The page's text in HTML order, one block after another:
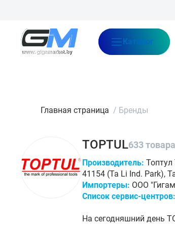
Каталог
Главная страница / Бренды
TOPTUL633 товара
Производитель: Топтул
41154 (Ta Li Ind. Park),
Импортеры: ООО
Список сервис-центров:
На сегодняшний день